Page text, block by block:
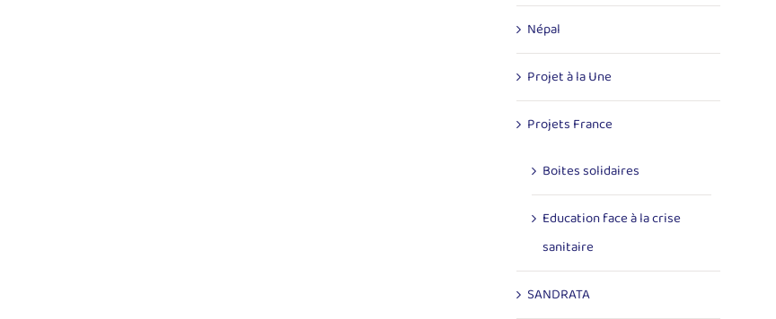
Népal
Projet à la Une
Projets France
Boites solidaires
Education face à la crise
sanitaire
SANDRATA